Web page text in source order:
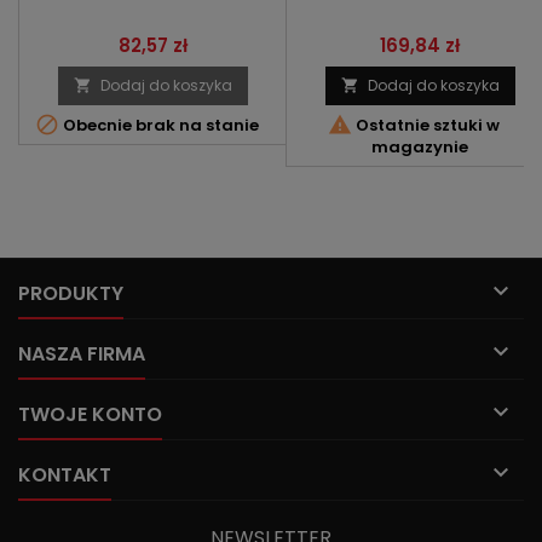
Cena
82,57 zł
 Dodaj do koszyka
 Obecnie brak na stanie
Cena
169,84 zł
 Dodaj do koszyka
 Ostatnie sztuki w
magazynie
PRODUKTY 
NASZA FIRMA 
TWOJE KONTO 
KONTAKT 